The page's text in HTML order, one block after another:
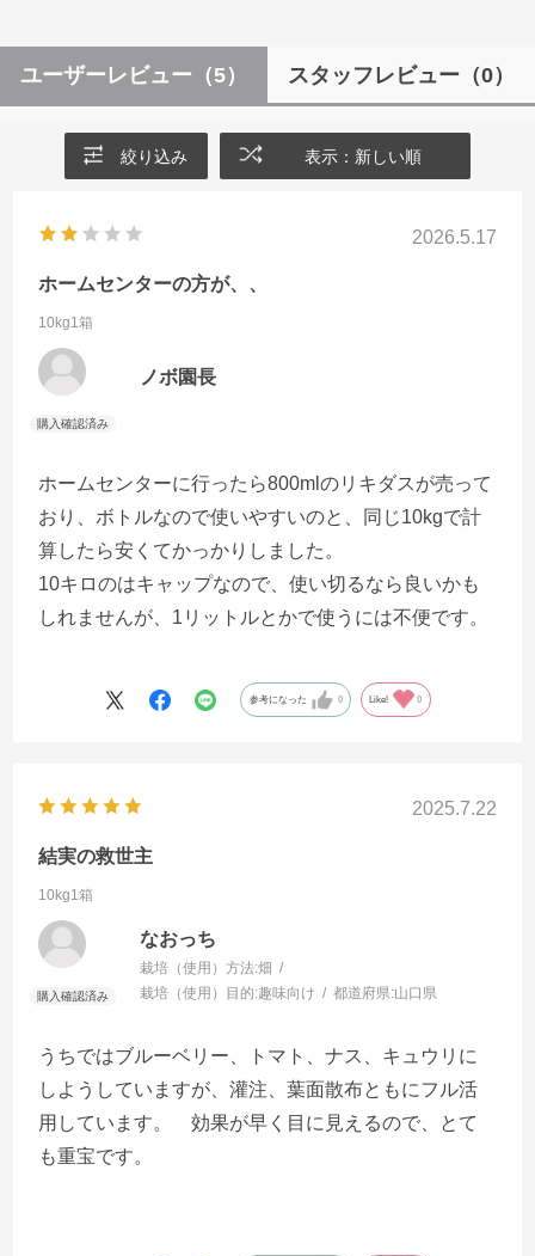
ユーザーレビュー （5） スタッフレビュー （0）
絞り込み 表示：新しい順
2026.5.17
ホームセンターの方が、、
10kg1箱
ノボ園長
ホームセンターに行ったら800mlのリキダスが売って
おり、ボトルなので使いやすいのと、同じ10kgで計
算したら安くてかっかりしました。
10キロのはキャップなので、使い切るなら良いかも
しれませんが、1リットルとかで使うには不便です。
参考になった 0 Like! 0
2025.7.22
結実の救世主
10kg1箱
なおっち
栽培（使用）方法:畑
栽培（使用）目的:趣味向け 都道府県:山口県
うちではブルーベリー、トマト、ナス、キュウリに
しようしていますが、灌注、葉面散布ともにフル活
用しています。 効果が早く目に見えるので、とて
も重宝です。